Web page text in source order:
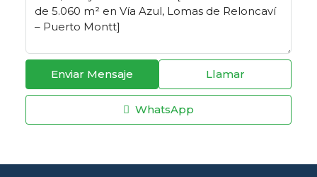
Enviar Mensaje Llamar
WhatsApp